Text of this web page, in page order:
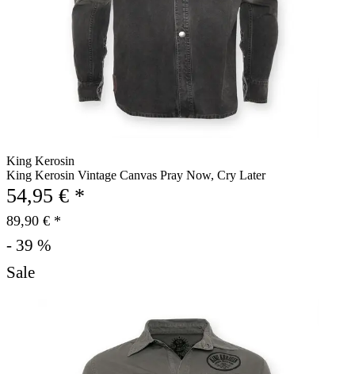
King Kerosin
King Kerosin Vintage Canvas Pray Now, Cry Later
54,95 € *
89,90 € *
- 39 %
Sale